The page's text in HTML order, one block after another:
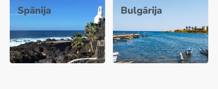
Spānija Bulgārija